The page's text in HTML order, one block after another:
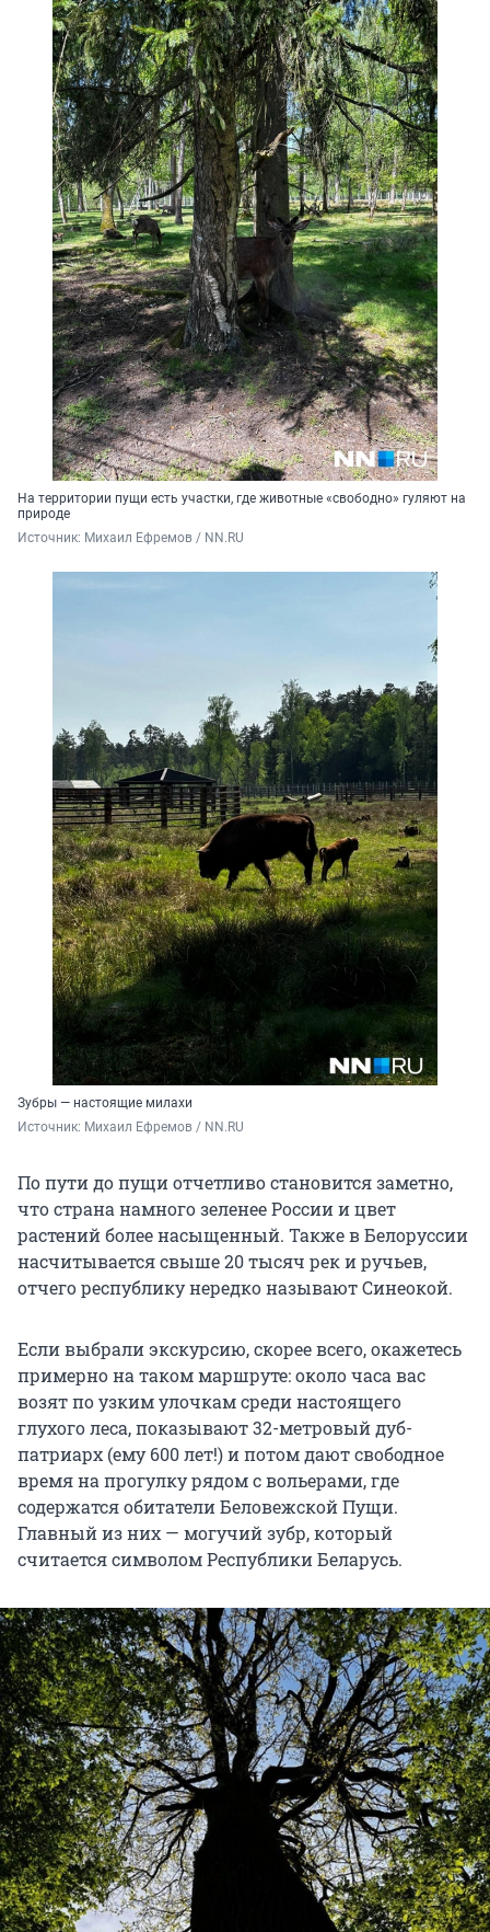
На территории пущи есть участки, где животные «свободно» гуляют на
природе
Источник: Михаил Ефремов / NN.RU
Зубры — настоящие милахи
Источник: Михаил Ефремов / NN.RU
По пути до пущи отчетливо становится заметно,
что страна намного зеленее России и цвет
растений более насыщенный. Также в Белоруссии
насчитывается свыше 20 тысяч рек и ручьев,
отчего республику нередко называют Синеокой.
Если выбрали экскурсию, скорее всего, окажетесь
примерно на таком маршруте: около часа вас
возят по узким улочкам среди настоящего
глухого леса, показывают 32-метровый дуб-
патриарх (ему 600 лет!) и потом дают свободное
время на прогулку рядом с вольерами, где
содержатся обитатели Беловежской Пущи.
Главный из них — могучий зубр, который
считается символом Республики Беларусь.